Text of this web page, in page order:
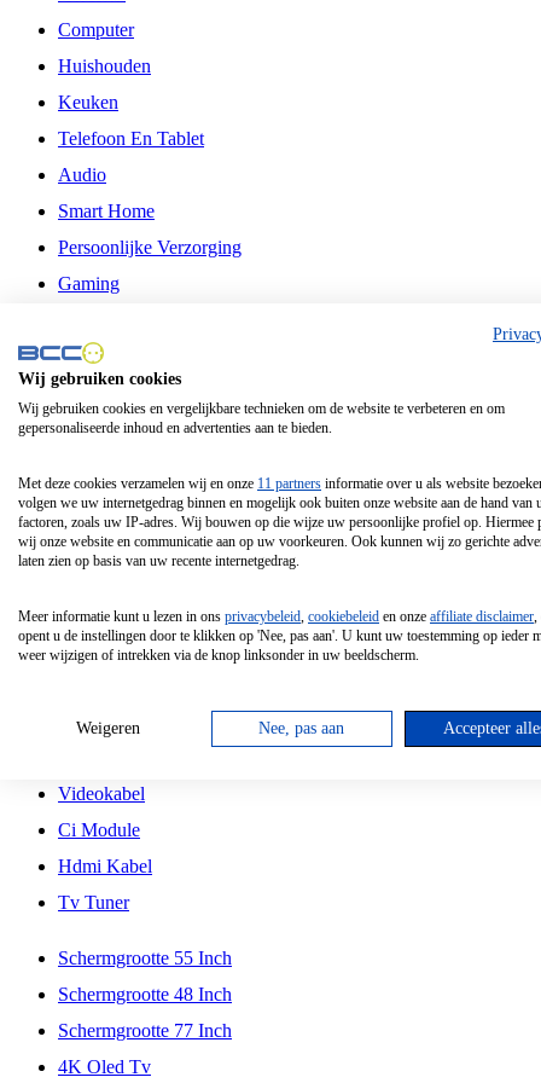
Computer
Huishouden
Keuken
Telefoon En Tablet
Audio
Smart Home
Persoonlijke Verzorging
Gaming
Philips
Schermgrootte 24 Inch
Schermgrootte 85 Inch
Schermgrootte 98 Inch
Tcl
Hd Led Tv
Antennekabel
Videokabel
Ci Module
Hdmi Kabel
Tv Tuner
Schermgrootte 55 Inch
Schermgrootte 48 Inch
Schermgrootte 77 Inch
4K Oled Tv
Wij gebruiken cookies
Wij gebruiken cookies en vergelijkbare technieken om de website te verbeteren en om
gepersonaliseerde inhoud en advertenties aan te bieden.
Met deze cookies verzamelen wij en onze 11 partners informatie over u als website
volgen we uw internetgedrag binnen en mogelijk ook buiten onze website aan de hand van
factoren, zoals uw IP-adres. Wij bouwen op die wijze uw persoonlijke profiel op. Hiermee
wij onze website en communicatie aan op uw voorkeuren. Ook kunnen wij zo gerichte
laten zien op basis van uw recente internetgedrag.
Meer informatie kunt u lezen in ons privacybeleid, cookiebeleid en onze affiliate disclaimer,
opent u de instellingen door te klikken op 'Nee, pas aan'. U kunt uw toestemming op ieder
weer wijzigen of intrekken via de knop linksonder in uw beeldscherm.
Weigeren Nee, pas aan Accepteer